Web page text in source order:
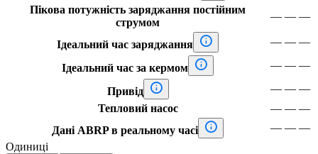
Пікова потужність заряджання постійним
струмом
— — —
Ідеальний час заряджання  — — —
Ідеальний час за кермом  — — —
Привід  — — —
Тепловий насос
— — —
Дані ABRP в реальному часі  — — —
Одиниці